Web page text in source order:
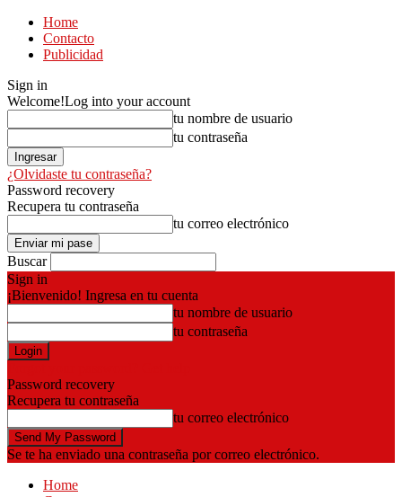
Home
Contacto
Publicidad
Sign in
Welcome!Log into your account
tu nombre de usuario
tu contraseña
¿Olvidaste tu contraseña?
Password recovery
Recupera tu contraseña
tu correo electrónico
Buscar
Sign in
¡Bienvenido! Ingresa en tu cuenta
tu nombre de usuario
tu contraseña
Password recovery
Recupera tu contraseña
tu correo electrónico
Se te ha enviado una contraseña por correo electrónico.
Home